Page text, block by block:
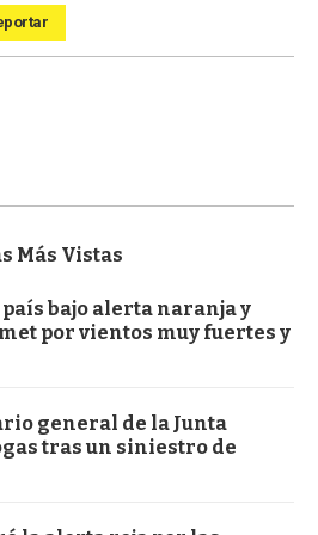
Más Vistas
bajo alerta naranja y
por vientos muy fuertes y
general de la Junta
tras un siniestro de